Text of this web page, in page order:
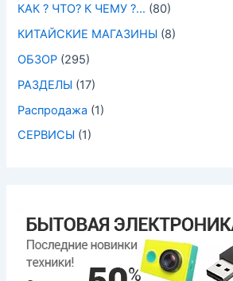
КАК ? ЧТО? К ЧЕМУ ?… (80)
КИТАЙСКИЕ МАГАЗИНЫ (8)
ОБЗОР (295)
РАЗДЕЛЫ (17)
Распродажа (1)
СЕРВИСЫ (1)